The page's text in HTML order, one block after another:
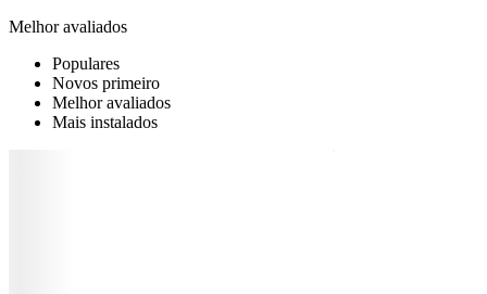
Melhor avaliados
Populares
Novos primeiro
Melhor avaliados
Mais instalados